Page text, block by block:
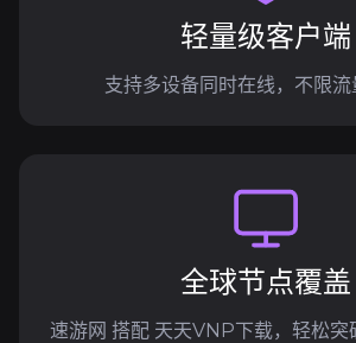
轻量级客户端
支持多设备同时在线，不限流
全球节点覆盖
速游网 搭配 天天VNP下载，轻松突